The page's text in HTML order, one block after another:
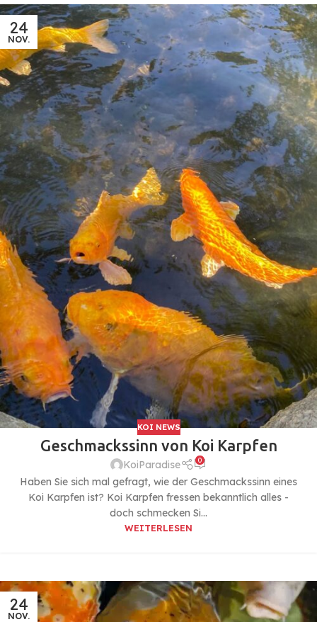
24
NOV.
KOI NEWS
Geschmackssinn von Koi Karpfen
KoiParadise 0
Haben Sie sich mal gefragt, wie der Geschmackssinn eines
Koi Karpfen ist? Koi Karpfen fressen bekanntlich alles -
doch schmecken Si...
WEITERLESEN
24
NOV.